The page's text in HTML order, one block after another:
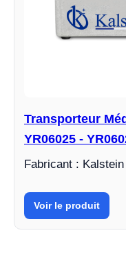
Transporteur
YR06025 -
Fabricant : Kalstein
Voir le produit